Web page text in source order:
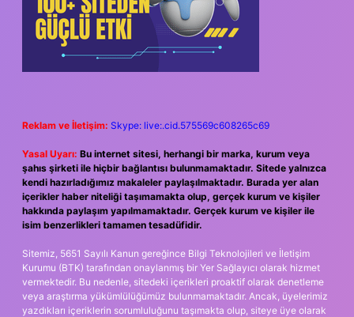
Reklam ve İletişim: Skype: live:.cid.575569c608265c69
Yasal Uyarı: Bu internet sitesi, herhangi bir marka, kurum veya
şahıs şirketi ile hiçbir bağlantısı bulunmamaktadır. Sitede yalnızca
kendi hazırladığımız makaleler paylaşılmaktadır. Burada yer alan
içerikler haber niteliği taşımamakta olup, gerçek kurum ve kişiler
hakkında paylaşım yapılmamaktadır. Gerçek kurum ve kişiler ile
isim benzerlikleri tamamen tesadüfidir.
Sitemiz, 5651 Sayılı Kanun gereğince Bilgi Teknolojileri ve İletişim
Kurumu (BTK) tarafından onaylanmış bir Yer Sağlayıcı olarak hizmet
vermektedir. Bu nedenle, sitedeki içerikleri proaktif olarak denetleme
veya araştırma yükümlülüğümüz bulunmamaktadır. Ancak, üyelerimiz
yazdıkları içeriklerin sorumluluğunu taşımakta olup, siteye üye olarak